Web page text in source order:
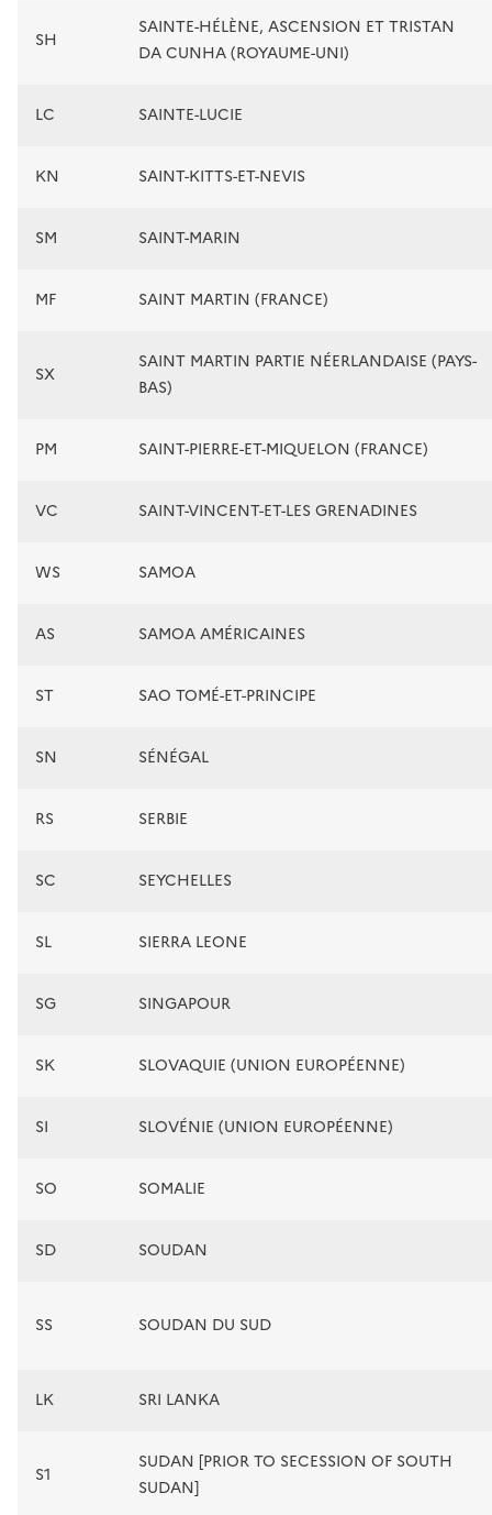
SH
SAINTE-HÉLÈNE, ASCENSION ET TRISTAN
DA CUNHA (ROYAUME-UNI)
LC SAINTE-LUCIE
KN SAINT-KITTS-ET-NEVIS
SM SAINT-MARIN
MF SAINT MARTIN (FRANCE)
SX
SAINT MARTIN PARTIE NÉERLANDAISE (PAYS-
BAS)
PM SAINT-PIERRE-ET-MIQUELON (FRANCE)
VC SAINT-VINCENT-ET-LES GRENADINES
WS SAMOA
AS SAMOA AMÉRICAINES
ST SAO TOMÉ-ET-PRINCIPE
SN SÉNÉGAL
RS SERBIE
SC SEYCHELLES
SL SIERRA LEONE
SG SINGAPOUR
SK SLOVAQUIE (UNION EUROPÉENNE)
SI SLOVÉNIE (UNION EUROPÉENNE)
SO SOMALIE
SD SOUDAN
SS SOUDAN DU SUD
LK SRI LANKA
S1
SUDAN [PRIOR TO SECESSION OF SOUTH
SUDAN]